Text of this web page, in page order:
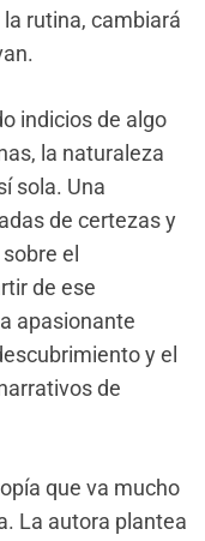
rutina, cambiará
indicios de algo
la naturaleza
sola. Una
de certezas y
el
de ese
apasionante
y el
de
que va mucho
La autora plantea